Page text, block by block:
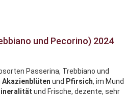
und Pecorino) 2024
Passerina, Trebbiano und
Akazienblüten und Pfirsich, im Mund
und Frische, dezente, sehr